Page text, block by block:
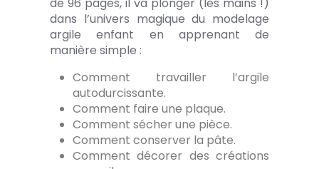
de 96 pages, il va plonger (les mains !)
dans l’univers magique du modelage
argile enfant en apprenant de
manière simple :
Comment travailler l’argile
autodurcissante.
Comment faire une plaque.
Comment sécher une pièce.
Comment conserver la pâte.
Comment décorer des créations